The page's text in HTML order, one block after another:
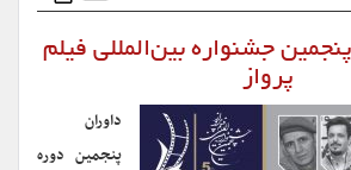
جشنواره بین‌المللی فیلم
پرواز
داوران
پنجمین دوره